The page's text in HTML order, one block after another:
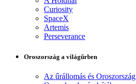
Curiosity
SpaceX
Artemis
Perseverance
Oroszország a világűrben
Az űrállomás és Oroszország